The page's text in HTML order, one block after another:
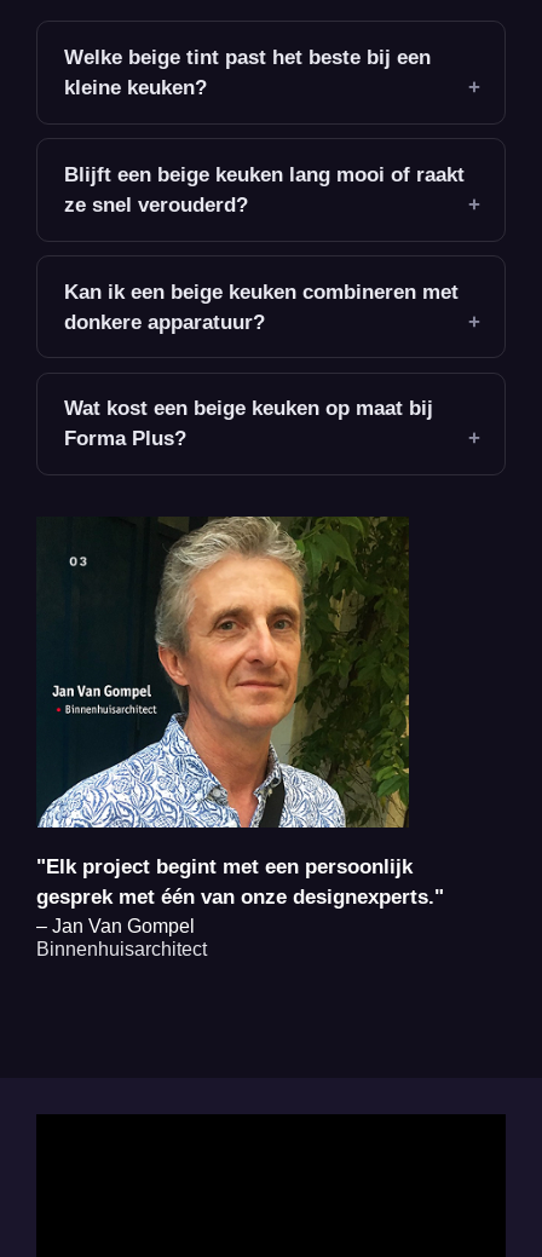
"Elk project begint met een persoonlijk
gesprek met één van onze designexperts."
– Jan Van Gompel
Binnenhuisarchitect
Welke beige tint past het beste bij een
kleine keuken?
Blijft een beige keuken lang mooi of raakt
ze snel verouderd?
Kan ik een beige keuken combineren met
donkere apparatuur?
Wat kost een beige keuken op maat bij
Forma Plus?